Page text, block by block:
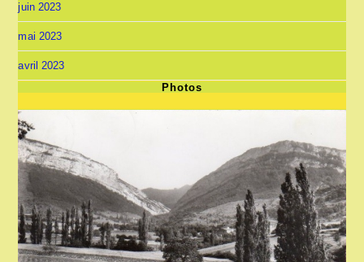
juin 2023
mai 2023
avril 2023
Photos